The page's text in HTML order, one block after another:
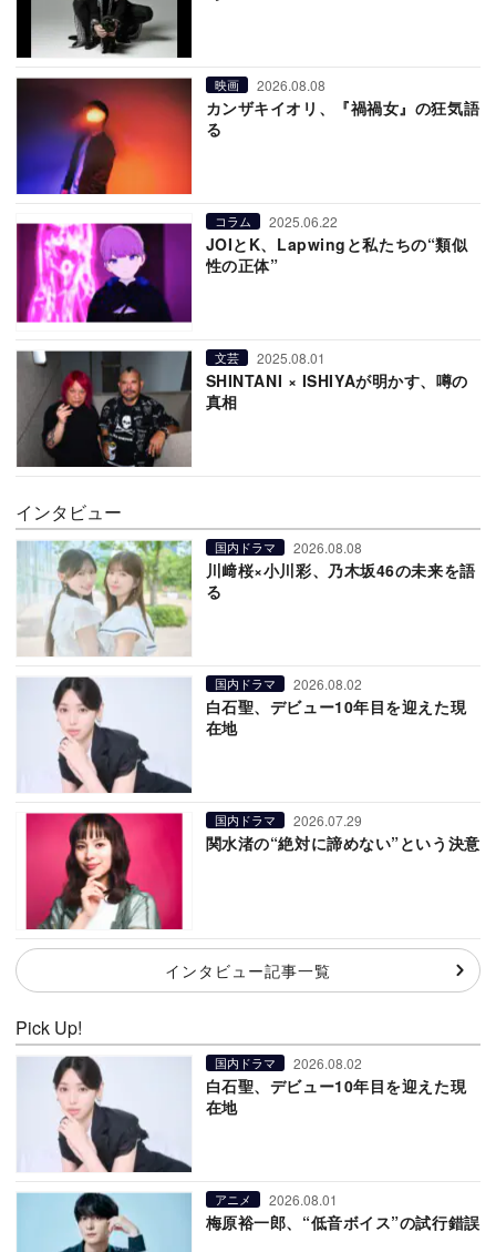
映画 2026.08.08
カンザキイオリ、『禍禍女』の狂気語
る
コラム 2025.06.22
JOIとK、Lapwingと私たちの“類似
性の正体”
文芸 2025.08.01
SHINTANI × ISHIYAが明かす、噂の
真相
インタビュー
国内ドラマ 2026.08.08
川﨑桜×小川彩、乃木坂46の未来を語
る
国内ドラマ 2026.08.02
白石聖、デビュー10年目を迎えた現
在地
国内ドラマ 2026.07.29
関水渚の“絶対に諦めない”という決意
インタビュー記事一覧
Pick Up!
国内ドラマ 2026.08.02
白石聖、デビュー10年目を迎えた現
在地
アニメ 2026.08.01
梅原裕一郎、“低音ボイス”の試行錯誤